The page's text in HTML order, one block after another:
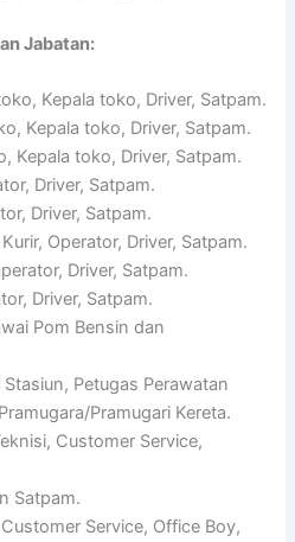
Jabatan:
Kepala toko, Driver, Satpam.
Kepala toko, Driver, Satpam.
Kepala toko, Driver, Satpam.
Driver, Satpam.
Driver, Satpam.
Operator, Driver, Satpam.
Driver, Satpam.
Driver, Satpam.
Pom Bensin dan
Petugas Perawatan
Pramugari Kereta.
Customer Service,
Satpam.
Customer Service, Office Boy,